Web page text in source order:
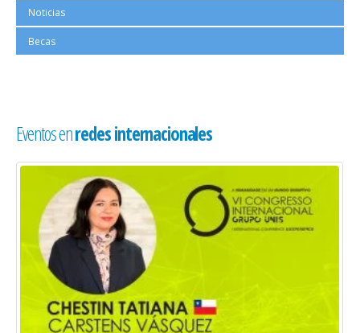
Noticias
Becas
Eventos enredes internacionales